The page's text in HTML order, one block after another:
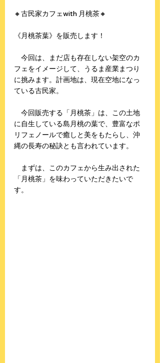
🔸古民家カフェwith 月桃茶🔸
《月桃茶葉》を販売します！
今回は、まだ店も存在しない架空のカ
フェをイメージして、うるま産業まつり
に挑みます。計画地は、現在空地になっ
ている古民家。
今回販売する「月桃茶」は、この土地
に自生している島月桃の葉で、豊富なポ
リフェノールで癒しと美をもたらし、沖
縄の長寿の秘訣とも言われています。
まずは、このカフェから生み出された
「月桃茶」を味わっていただきたいで
す。